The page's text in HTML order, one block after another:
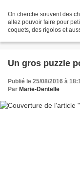
On cherche souvent des
allez pouvoir faire pour
coquets, des rigolos et
Un gros puzzle
Publié le 25/08/2016 à
Par Marie-Dentelle